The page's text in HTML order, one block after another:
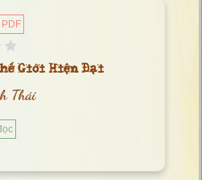
PDF
Giới Hiện Đại
Thái